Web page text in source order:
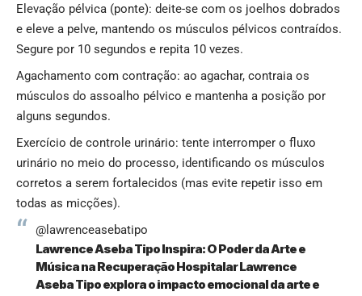
Elevação pélvica (ponte): deite-se com os joelhos dobrados
e eleve a pelve, mantendo os músculos pélvicos contraídos.
Segure por 10 segundos e repita 10 vezes.
Agachamento com contração: ao agachar, contraia os
músculos do assoalho pélvico e mantenha a posição por
alguns segundos.
Exercício de controle urinário: tente interromper o fluxo
urinário no meio do processo, identificando os músculos
corretos a serem fortalecidos (mas evite repetir isso em
todas as micções).
@lawrenceasebatipo
Lawrence Aseba Tipo Inspira: O Poder da Arte e
Música na Recuperação Hospitalar Lawrence
Aseba Tipo explora o impacto emocional da arte e